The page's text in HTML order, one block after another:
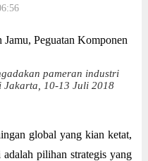
pameran industri
Jakarta, 10-13 Juli 2018
global yang kian ketat,
pilihan strategis yang